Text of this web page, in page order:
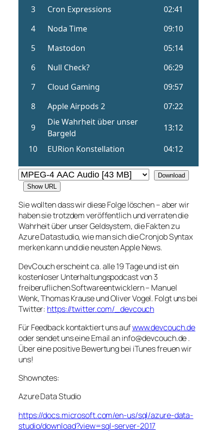
Download
Show URL
Sie wollten dass wir diese Folge löschen – aber wir
haben sie trotzdem veröffentlich und verraten die
Wahrheit über unser Geldsystem, die Fakten zu
Azure Datastudio, wie man sich die Cronjob Syntax
merken kann und die neusten Apple News.
DevCouch erscheint ca. alle 19 Tage und ist ein
kostenloser Unterhaltungspodcast von 3
freiberuflichen Softwareentwicklern – Manuel
Wenk, Thomas Krause und Oliver Vogel. Folgt uns bei
Twitter: https://twitter.com/_devcouch
Für Feedback kontaktiert uns aufwww.devcouch.de
oder sendet uns eine Email an info@devcouch.de .
Über eine positive Bewertung bei iTunes freuen wir
uns!
Shownotes:
Azure Data Studio
https://docs.microsoft.com/en-us/sql/azure-data-
studio/download?view=sql-server-2017